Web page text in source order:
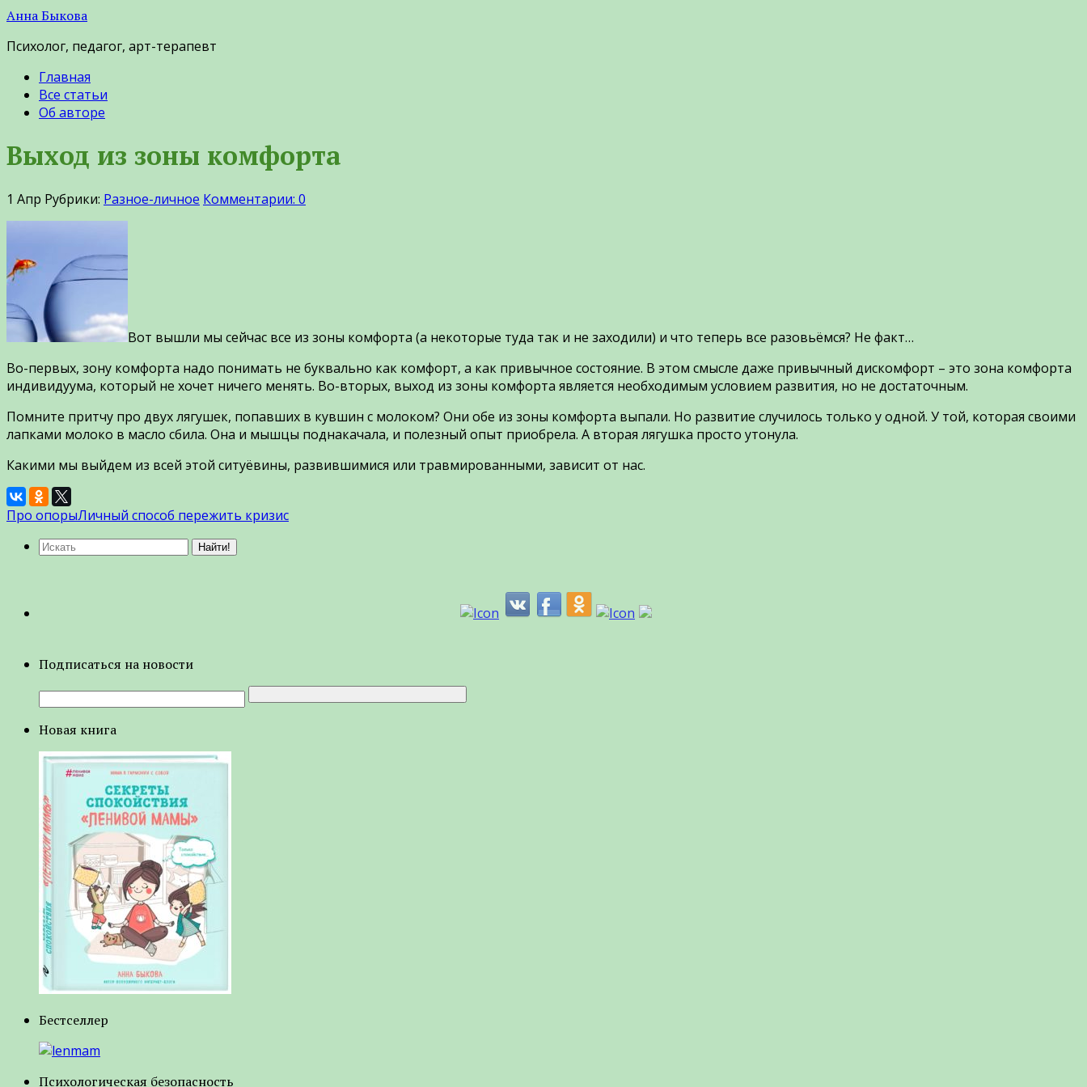
Анна Быкова
Психолог, педагог, арт-терапевт
Главная
Все статьи
Об авторе
Выход из зоны комфорта
1 Апр Рубрики: Разное-личное Комментарии: 0
Вот вышли мы сейчас все из зоны комфорта (а некоторые туда так и не заходили) и что теперь все разовьёмся? Не факт…
Во-первых, зону комфорта надо понимать не буквально как комфорт, а как привычное состояние. В этом смысле даже привычный дискомфорт – это зона комфорта
индивидуума, который не хочет ничего менять. Во-вторых, выход из зоны комфорта является необходимым условием развития, но не достаточным.
Помните притчу про двух лягушек, попавших в кувшин с молоком? Они обе из зоны комфорта выпали. Но развитие случилось только у одной. У той, которая своими
лапками молоко в масло сбила. Она и мышцы поднакачала, и полезный опыт приобрела. А вторая лягушка просто утонула.
Какими мы выйдем из всей этой ситуёвины, развившимися или травмированными, зависит от нас.
Про опорыЛичный способ пережить кризис
Подписаться на новости
Новая книга
Бестселлер
Психологическая безопасность